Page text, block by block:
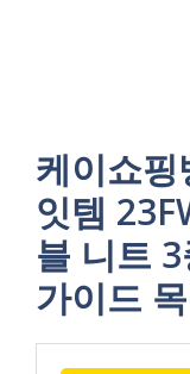
케이쇼
잇템
블 니트
가이드